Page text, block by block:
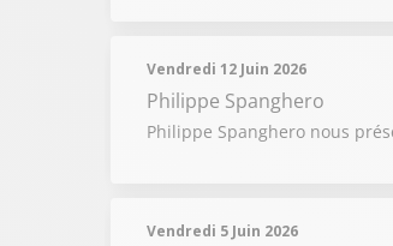
Vendredi 12 Juin 2026
Philippe Spanghero
Philippe Spanghero nous
Vendredi 5 Juin 2026